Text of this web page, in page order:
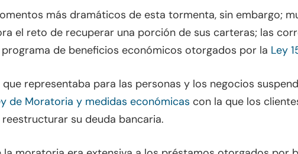
más dramáticos de esta tormenta, sin embargo;
el reto de recuperar una porción de sus carteras; las
de beneficios económicos otorgados por la Ley
representaba para las personas y los negocios
de Moratoria y medidas económicas con la que los
su deuda bancaria.